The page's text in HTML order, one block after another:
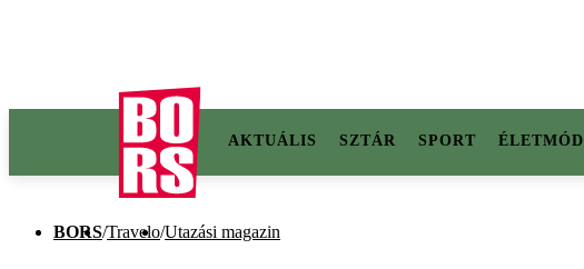
AKTUÁLIS SZTÁR SPORT ÉLETMÓD
BORS/Travelo/Utazási magazin